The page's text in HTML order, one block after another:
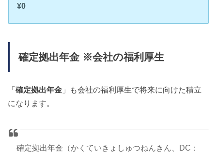
¥0
確定拠出年金 ※会社の福利厚生
「確定拠出年金 」も会社の福利厚生で将来に向けた積立
になります。
確定拠出年金（かくていきょしゅつねんきん、DC：